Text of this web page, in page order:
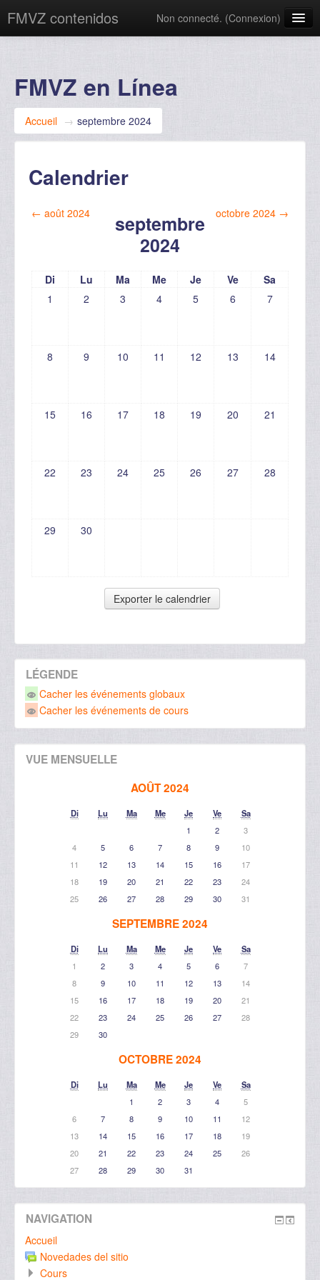
FMVZ contenidos Non connecté. (Connexion)
FMVZ en Línea
Accueil → septembre 2024
Calendrier
← août 2024
septembre
2024
octobre 2024 →
Di Lu Ma Me Je Ve
Sa
1
2 3 4 5 6 7
8 9 10 11 12 13 14
15 16 17 18 19 20 21
22 23 24 25 26 27 28
29 30
LÉGENDE
Cacher les événements globaux
Cacher les événements de cours
VUE MENSUELLE
AOÛT 2024
Di Lu Ma Me Je Ve
Sa
1
2
3
4
5 6 7 8 9
10
11
12 13 14 15 16
17
18
19 20 21 22 23
24
25
26 27 28 29 30 31
SEPTEMBRE 2024
Di Lu Ma Me Je Ve
Sa
1
2 3 4 5 6
7
8
9 10 11 12 13
14
15
16 17 18 19 20
21
22
23 24 25 26 27
28
29
30
OCTOBRE 2024
Di Lu Ma Me Je Ve
Sa
1
2 3 4
5
6
7 8 9 10 11
12
13
14 15 16 17 18
19
20
21 22 23 24 25
26
27
28 29 30 31
NAVIGATION
Accueil
Novedades del sitio
Cours